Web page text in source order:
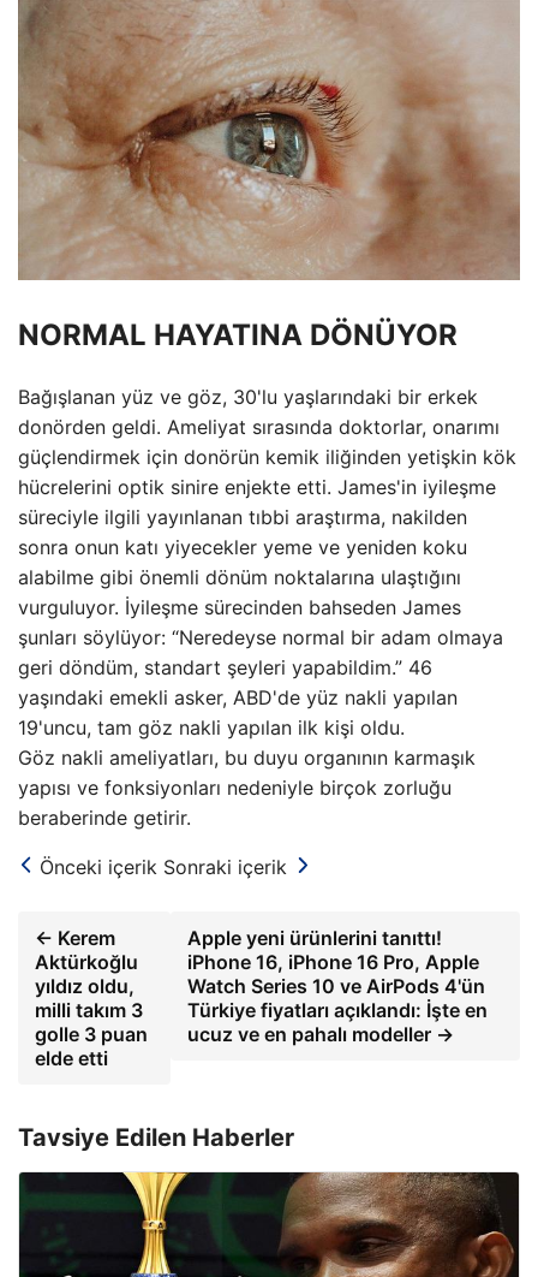
NORMAL HAYATINA DÖNÜYOR
Bağışlanan yüz ve göz, 30'lu yaşlarındaki bir erkek
donörden geldi. Ameliyat sırasında doktorlar, onarımı
güçlendirmek için donörün kemik iliğinden yetişkin kök
hücrelerini optik sinire enjekte etti. James'in iyileşme
süreciyle ilgili yayınlanan tıbbi araştırma, nakilden
sonra onun katı yiyecekler yeme ve yeniden koku
alabilme gibi önemli dönüm noktalarına ulaştığını
vurguluyor. İyileşme sürecinden bahseden James
şunları söylüyor: “Neredeyse normal bir adam olmaya
geri döndüm, standart şeyleri yapabildim.” 46
yaşındaki emekli asker, ABD'de yüz nakli yapılan
19'uncu, tam göz nakli yapılan ilk kişi oldu.
Göz nakli ameliyatları, bu duyu organının karmaşık
yapısı ve fonksiyonları nedeniyle birçok zorluğu
beraberinde getirir.
Önceki içerik Sonraki içerik
← Kerem
Aktürkoğlu
yıldız oldu,
milli takım 3
golle 3 puan
elde etti
Apple yeni ürünlerini tanıttı!
iPhone 16, iPhone 16 Pro, Apple
Watch Series 10 ve AirPods 4'ün
Türkiye fiyatları açıklandı: İşte en
ucuz ve en pahalı modeller →
Tavsiye Edilen Haberler